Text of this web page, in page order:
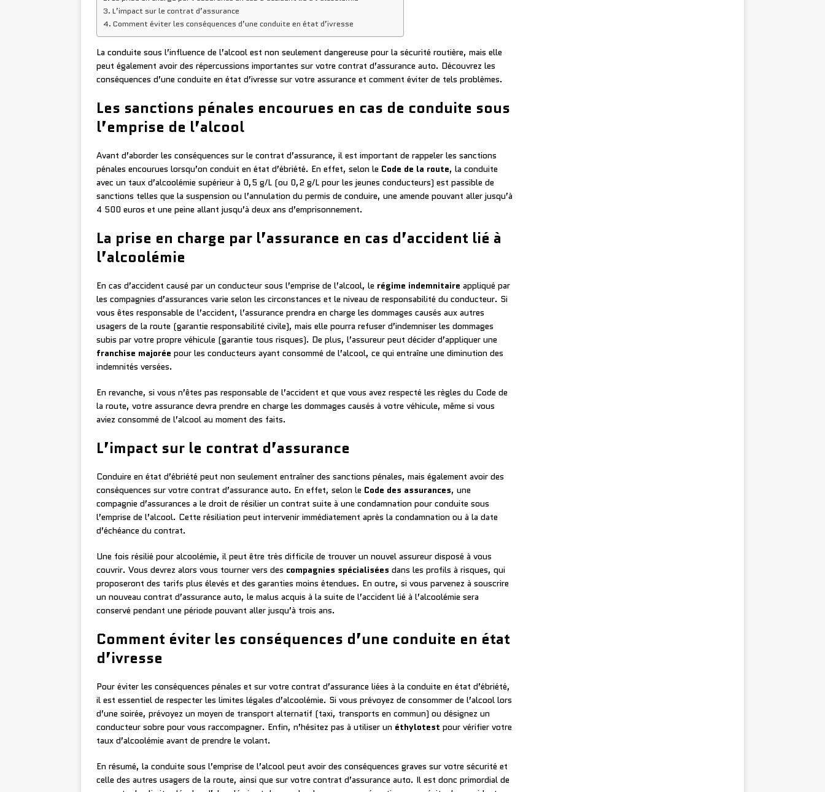
L’impact sur le contrat d’assurance
Comment éviter les conséquences d’une conduite en état d’ivresse
La conduite sous l’influence de l’alcool est non seulement dangereuse pour la sécurité routière, mais elle
peut également avoir des répercussions importantes sur votre contrat d’assurance auto. Découvrez les
conséquences d’une conduite en état d’ivresse sur votre assurance et comment éviter de tels problèmes.
Les sanctions pénales encourues en cas de conduite sous
l’emprise de l’alcool
Avant d’aborder les conséquences sur le contrat d’assurance, il est important de rappeler les sanctions
pénales encourues lorsqu’on conduit en état d’ébriété. En effet, selon le Code de la route, la conduite
avec un taux d’alcoolémie supérieur à 0,5 g/L (ou 0,2 g/L pour les jeunes conducteurs) est passible de
sanctions telles que la suspension ou l’annulation du permis de conduire, une amende pouvant aller jusqu’à
4 500 euros et une peine allant jusqu’à deux ans d’emprisonnement.
La prise en charge par l’assurance en cas d’accident lié à
l’alcoolémie
En cas d’accident causé par un conducteur sous l’emprise de l’alcool, le régime indemnitaire appliqué par
les compagnies d’assurances varie selon les circonstances et le niveau de responsabilité du conducteur. Si
vous êtes responsable de l’accident, l’assurance prendra en charge les dommages causés aux autres
usagers de la route (garantie responsabilité civile), mais elle pourra refuser d’indemniser les dommages
subis par votre propre véhicule (garantie tous risques). De plus, l’assureur peut décider d’appliquer une
franchise majorée pour les conducteurs ayant consommé de l’alcool, ce qui entraîne une diminution des
indemnités versées.
En revanche, si vous n’êtes pas responsable de l’accident et que vous avez respecté les règles du Code de
la route, votre assurance devra prendre en charge les dommages causés à votre véhicule, même si vous
aviez consommé de l’alcool au moment des faits.
L’impact sur le contrat d’assurance
Conduire en état d’ébriété peut non seulement entraîner des sanctions pénales, mais également avoir des
conséquences sur votre contrat d’assurance auto. En effet, selon le Code des assurances, une
compagnie d’assurances a le droit de résilier un contrat suite à une condamnation pour conduite sous
l’emprise de l’alcool. Cette résiliation peut intervenir immédiatement après la condamnation ou à la date
d’échéance du contrat.
Une fois résilié pour alcoolémie, il peut être très difficile de trouver un nouvel assureur disposé à vous
couvrir. Vous devrez alors vous tourner vers des compagnies spécialisées dans les profils à risques, qui
proposeront des tarifs plus élevés et des garanties moins étendues. En outre, si vous parvenez à souscrire
un nouveau contrat d’assurance auto, le malus acquis à la suite de l’accident lié à l’alcoolémie sera
conservé pendant une période pouvant aller jusqu’à trois ans.
Comment éviter les conséquences d’une conduite en état
d’ivresse
Pour éviter les conséquences pénales et sur votre contrat d’assurance liées à la conduite en état d’ébriété,
il est essentiel de respecter les limites légales d’alcoolémie. Si vous prévoyez de consommer de l’alcool lors
d’une soirée, prévoyez un moyen de transport alternatif (taxi, transports en commun) ou désignez un
conducteur sobre pour vous raccompagner. Enfin, n’hésitez pas à utiliser un éthylotest pour vérifier votre
taux d’alcoolémie avant de prendre le volant.
En résumé, la conduite sous l’emprise de l’alcool peut avoir des conséquences graves sur votre sécurité et
celle des autres usagers de la route, ainsi que sur votre contrat d’assurance auto. Il est donc primordial de